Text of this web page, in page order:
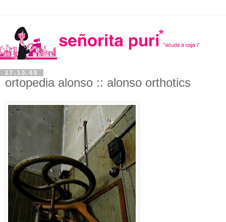
27.10.08
ortopedia alonso :: alonso orthotics